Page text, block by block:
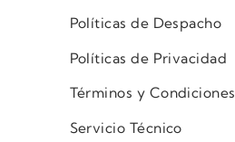
Políticas de Despacho
Políticas de Privacidad
Términos y Condiciones
Servicio Técnico